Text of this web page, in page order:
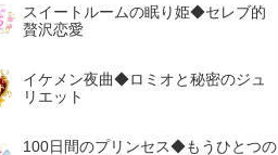
スイートルームの眠り姫◆セレブ的
贅沢恋愛
イケメン夜曲◆ロミオと秘密のジュ
リエット
100日間のプリンセス◆もうひとつの